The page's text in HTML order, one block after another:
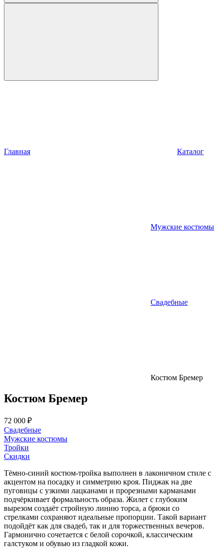
Главная Каталог
Мужские костюмы
Свадебные
Костюм Бремер
Костюм Бремер
72 000 ₽
Свадебные
Мужские костюмы
Тройки
Скидки
Тёмно-синий костюм-тройка выполнен в лаконичном стиле с
акцентом на посадку и симметрию кроя. Пиджак на две
пуговицы с узкими лацканами и прорезными карманами
подчёркивает формальность образа. Жилет с глубоким
вырезом создаёт стройную линию торса, а брюки со
стрелками сохраняют идеальные пропорции. Такой вариант
подойдёт как для свадеб, так и для торжественных вечеров.
Гармонично сочетается с белой сорочкой, классическим
галстуком и обувью из гладкой кожи.